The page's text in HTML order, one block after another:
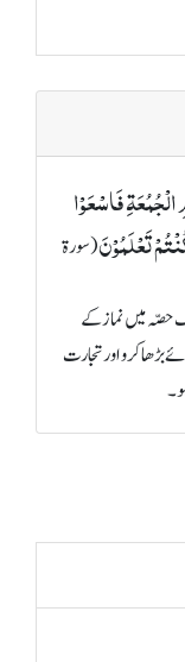
فَاسۡعَوۡا
تَعۡلَمُوۡنَ(سورة
حصّہ میں نماز کے
بڑھا کرو اور تجارت